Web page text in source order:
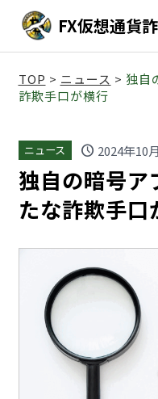
FX仮想通貨
TOP > ニュース > 独自
詐欺手口が横行
ニュース schedule 2024年10
独自の暗号ア
たな詐欺手口